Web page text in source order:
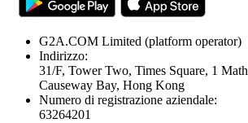
G2A.COM Limited (platform operator)
Indirizzo:
31/F, Tower Two, Times Square, 1
Causeway Bay, Hong Kong
Numero di registrazione aziendale:
63264201